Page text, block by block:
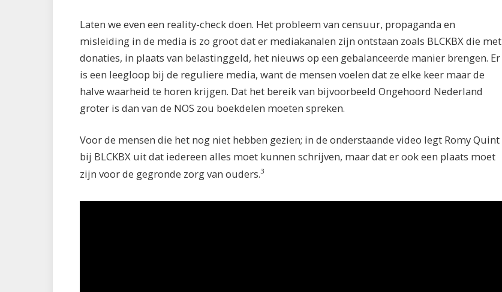
Laten we even een reality-check doen. Het probleem van censuur, propaganda en
misleiding in de media is zo groot dat er mediakanalen zijn ontstaan zoals BLCKBX die met
donaties, in plaats van belastinggeld, het nieuws op een gebalanceerde manier brengen. Er
is een leegloop bij de reguliere media, want de mensen voelen dat ze elke keer maar de
halve waarheid te horen krijgen. Dat het bereik van bijvoorbeeld Ongehoord Nederland
groter is dan van de NOS zou boekdelen moeten spreken.
Voor de mensen die het nog niet hebben gezien; in de onderstaande video legt Romy Quint
bij BLCKBX uit dat iedereen alles moet kunnen schrijven, maar dat er ook een plaats moet
zijn voor de gegronde zorg van ouders.3